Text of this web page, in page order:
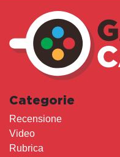
Categorie
Recensione
Video
Rubrica